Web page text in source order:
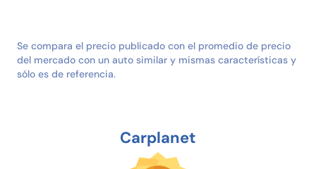
Se compara el precio publicado con el promedio de precio
del mercado con un auto similar y mismas características y
sólo es de referencia.
Carplanet